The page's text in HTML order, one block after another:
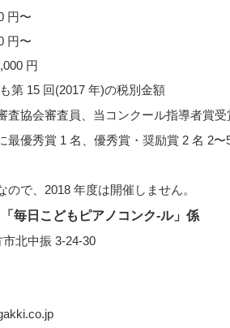
円〜
円〜
円
第 15 回(2017 年)の税別金額
査協会審査員、当コンクール指導者賞
最優秀賞 1 名、優秀賞・奨励賞 2 名 2
ので、2018 年度は開催しません。
毎日こどもピアノコンク-ル」係
北中振 3-24-30